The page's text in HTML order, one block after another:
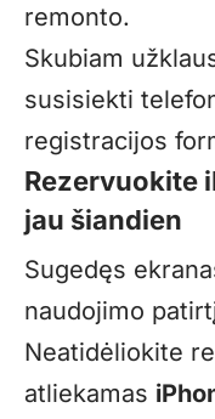
remonto.
Skubiam
susisiekti
registracijos
Rezervuokite
jau šiandien
Sugedęs
naudojimo
Neatidėliokite
atliekamas